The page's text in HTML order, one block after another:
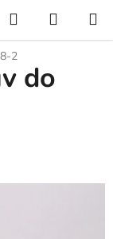
Hľadať
KOŠÍK
2
do